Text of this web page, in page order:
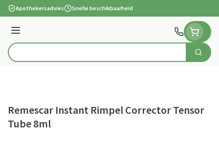
Ga naar de inhoud
Apothekersadvies Snelle beschikbaarheid
Menu
Product, merk, categorie... Zoek
Remescar Instant Rimpel Corrector Tensor
Tube 8ml